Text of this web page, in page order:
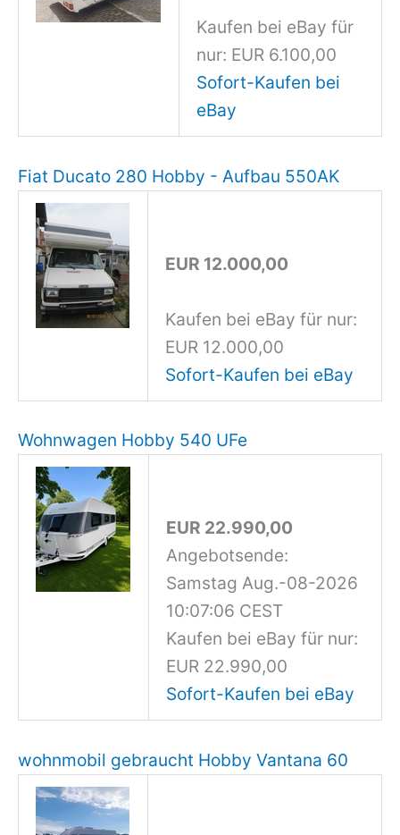
Kaufen bei eBay für
nur: EUR 6.100,00
Sofort-Kaufen bei
eBay
Fiat Ducato 280 Hobby - Aufbau 550AK
EUR 12.000,00
Kaufen bei eBay für nur:
EUR 12.000,00
Sofort-Kaufen bei eBay
Wohnwagen Hobby 540 UFe
EUR 22.990,00
Angebotsende:
Samstag Aug.-08-2026
10:07:06 CEST
Kaufen bei eBay für nur:
EUR 22.990,00
Sofort-Kaufen bei eBay
wohnmobil gebraucht Hobby Vantana 60